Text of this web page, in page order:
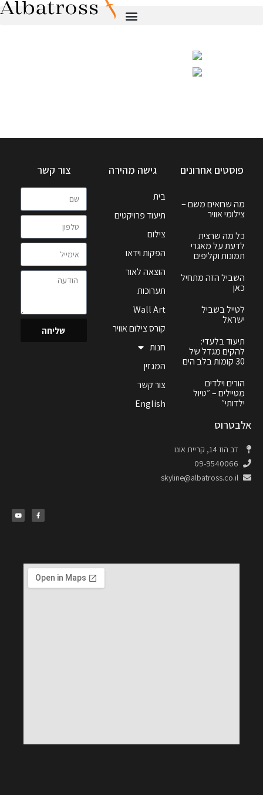
פוסטים אחרונים
מה שרואים משם –
צילומי אוויר
כל מה שרצית
לדעת על מאגרי
תמונות וקליפים
השביל הזה מתחיל
כאן
לטייל בשביל
ישראל
תיעוד בלעדי:
להקים מגדל של
30 קומות בלב הים
הורים וילדים
מטיילים – ״טיול
ילדותי״
גישה מהירה
בית
תיעוד פרויקטים
צילום
הפקות וידאו
הוצאה לאור
תערוכות
Wall Art
קורס צילום אוויר
חנות
המגזין
צור קשר
English
צור קשר
שליחה
אלבטרוס
דב הוז 14, קריית אונו
09-9540066
skyline@albatross.co.il